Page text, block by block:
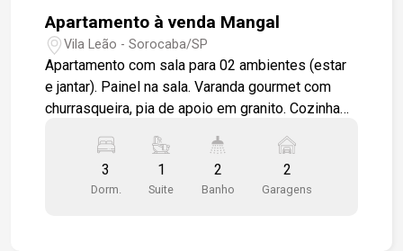
Apartamento à venda Mangal
Vila Leão - Sorocaba/SP
Apartamento com sala para 02 ambientes (estar
e jantar). Painel na sala. Varanda gourmet com
churrasqueira, pia de apoio em granito. Cozinha
separada, aquecedor à gás Rinnai. Telas de
proteção. Banheiros com box em vidro
temperado, pia em granito. 03 dormitórios, sendo
3
Dorm.
1
Suite
2
Banho
2
Garagens